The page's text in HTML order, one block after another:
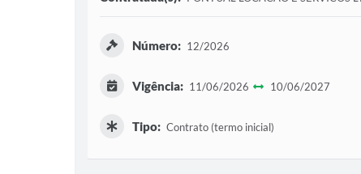
Número: 12/2026
Vigência: 11/06/2026 10/06/2027
Tipo: Contrato (termo inicial)